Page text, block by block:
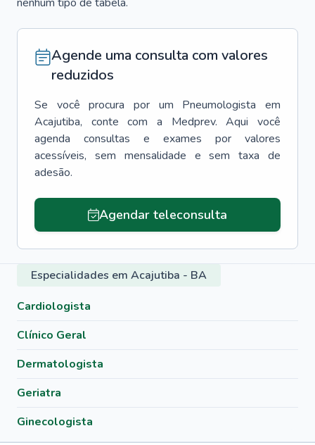
Agende uma consulta com valores
reduzidos
Se você procura por um Pneumologista
em
Acajutiba, conte com a Medprev. Aqui você
agenda consultas e exames por valores
acessíveis, sem mensalidade e sem taxa de
adesão.
Agendar teleconsulta
Especialidades em Acajutiba - BA
Cardiologista
Clínico Geral
Dermatologista
Geriatra
Ginecologista